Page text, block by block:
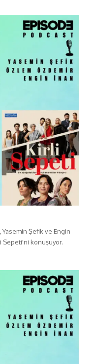
Şefik ve Engin
Sepeti'ni konuşuyor.